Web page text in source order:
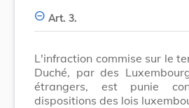
Art. 3.
L'infraction commise sur le
Duché, par des
étrangers, est punie
dispositions des lois